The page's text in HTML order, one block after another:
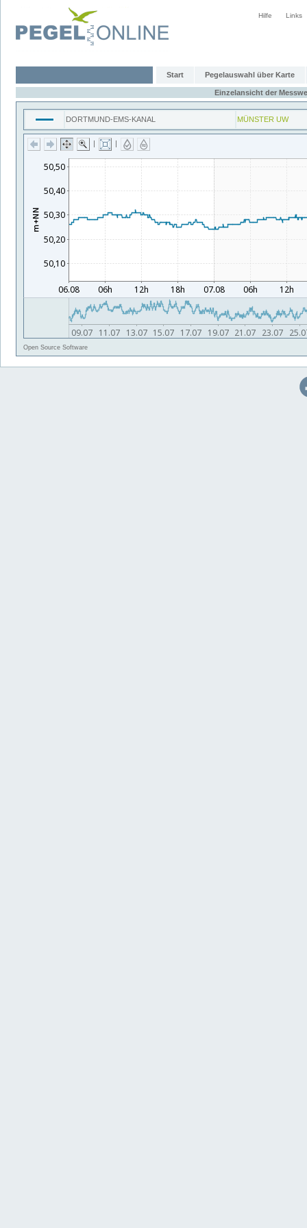
Hilfe Links
Start Pegelauswahl über Karte
Einzelansicht der
DORTMUND-EMS-KANAL MÜNSTER UW
| |
Open Source Software